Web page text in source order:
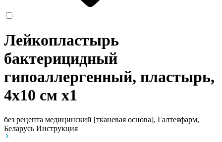
Лейкопластырь
бактерицидный
гипоаллергенный, пластырь,
4х10 см x1
без рецепта медицинский [тканевая основа], Галтеяфарм,
Беларусь Инструкция